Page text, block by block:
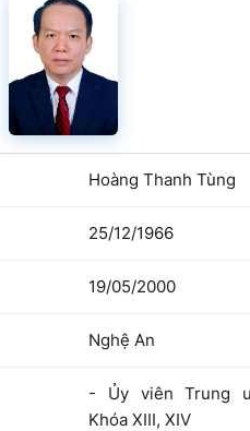
Hoàng Thanh Tùng
25/12/1966
19/05/2000
Nghệ An
- Ủy viên Trung
Khóa XIII, XIV